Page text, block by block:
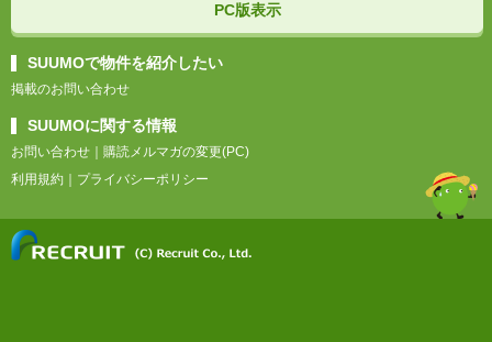
山口
熊本
鹿児島
PC版表示
SUUMOで物件を紹介したい
掲載のお問い合わせ
SUUMOに関する情報
お問い合わせ
購読メルマガの変更(PC)
利用規約
プライバシーポリシー